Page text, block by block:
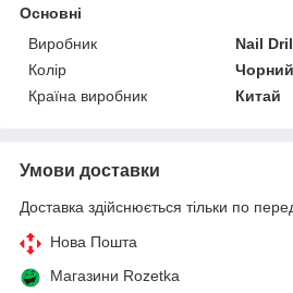
Основні
Виробник
Nail
Колір
Чорний
Країна виробник
Китай
Умови доставки
Доставка здійснюється тільки по
Нова Пошта
Магазини Rozetka